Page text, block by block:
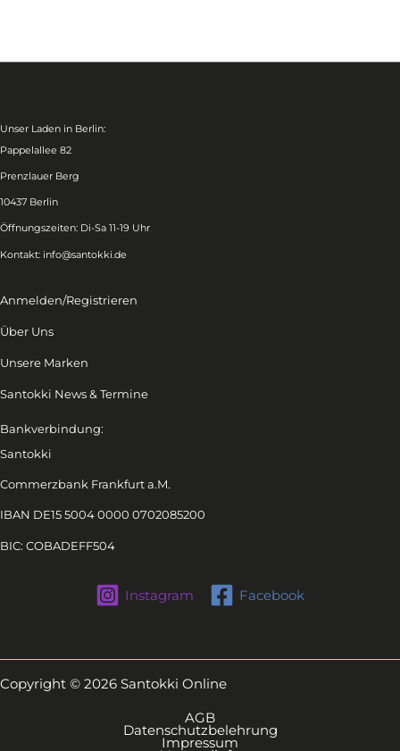
Unser Laden in Berlin:
Pappelallee 82
Prenzlauer Berg
10437 Berlin
Öffnungszeiten: Di-Sa 11-19 Uhr
Kontakt: info@santokki.de
Anmelden/Registrieren
Über Uns
Unsere Marken
Santokki News & Termine
Bankverbindung:
Santokki
Commerzbank Frankfurt a.M.
IBAN DE15 5004 0000 0702085200
BIC: COBADEFF504
Instagram Facebook
Copyright © 2026 Santokki Online
AGB
Datenschutzbelehrung
Impressum